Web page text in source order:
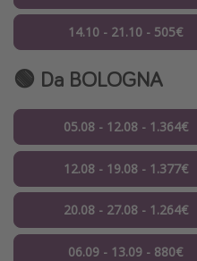
14.10 - 21.10 - 505€
🟢 Da BOLOGNA
05.08 - 12.08 - 1.364€
12.08 - 19.08 - 1.377€
20.08 - 27.08 - 1.264€
06.09 - 13.09 - 880€